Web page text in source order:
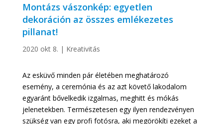
Montázs vászonkép: egyetlen
dekoráción az összes emlékezetes
pillanat!
2020 okt 8. | Kreativitás
Az esküvő minden pár életében meghatározó
esemény, a ceremónia és az azt követő lakodalom
egyaránt bővelkedik izgalmas, meghitt és mókás
jelenetekben. Természetesen egy ilyen rendezvényen
szükség van egy profi fotósra, aki megörökíti ezeket a